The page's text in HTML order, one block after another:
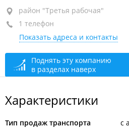
район "Третья рабочая", ул.
с обратной стороны подъездов,
закрыто, откроется в 10:00
район "Третья рабочая"
1 телефон
Показать адреса и контакты
Поднять эту компанию
в разделах наверх
Характеристики
Тип продаж транспорта с